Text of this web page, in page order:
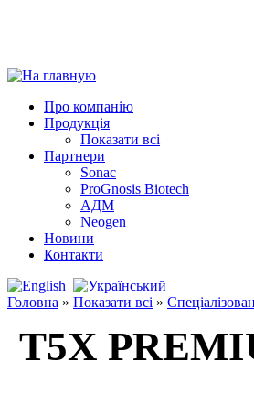
Про компанію
Продукція
Показати всі
Партнери
Sonac
ProGnosis Biotech
АДМ
Neogen
Новини
Контакти
Головна » Показати всі »
T5X